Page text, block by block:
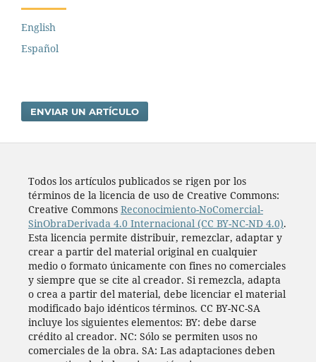
English
Español
ENVIAR UN ARTÍCULO
Todos los artí­culos publicados se rigen por los
términos de la licencia de uso de Creative Commons:
Creative Commons Reconocimiento-NoComercial-
SinObraDerivada 4.0 Internacional (CC BY-NC-ND 4.0).
Esta licencia permite distribuir, remezclar, adaptar y
crear a partir del material original en cualquier
medio o formato únicamente con fines no comerciales
y siempre que se cite al creador. Si remezcla, adapta
o crea a partir del material, debe licenciar el material
modificado bajo idénticos términos. CC BY-NC-SA
incluye los siguientes elementos: BY: debe darse
crédito al creador. NC: Sólo se permiten usos no
comerciales de la obra. SA: Las adaptaciones deben